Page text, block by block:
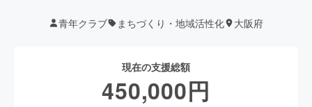
青年クラブ まちづくり・地域活性化 大阪府
現在の支援総額
450,000円